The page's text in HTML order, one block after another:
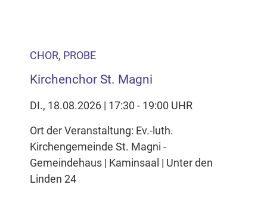
CHOR, PROBE
Kirchenchor St. Magni
DI., 18.08.2026 | 17:30 - 19:00 UHR
Ort der Veranstaltung: Ev.-luth.
Kirchengemeinde St. Magni -
Gemeindehaus | Kaminsaal | Unter den
Linden 24